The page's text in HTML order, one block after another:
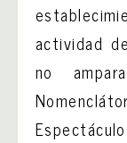
actividad
no